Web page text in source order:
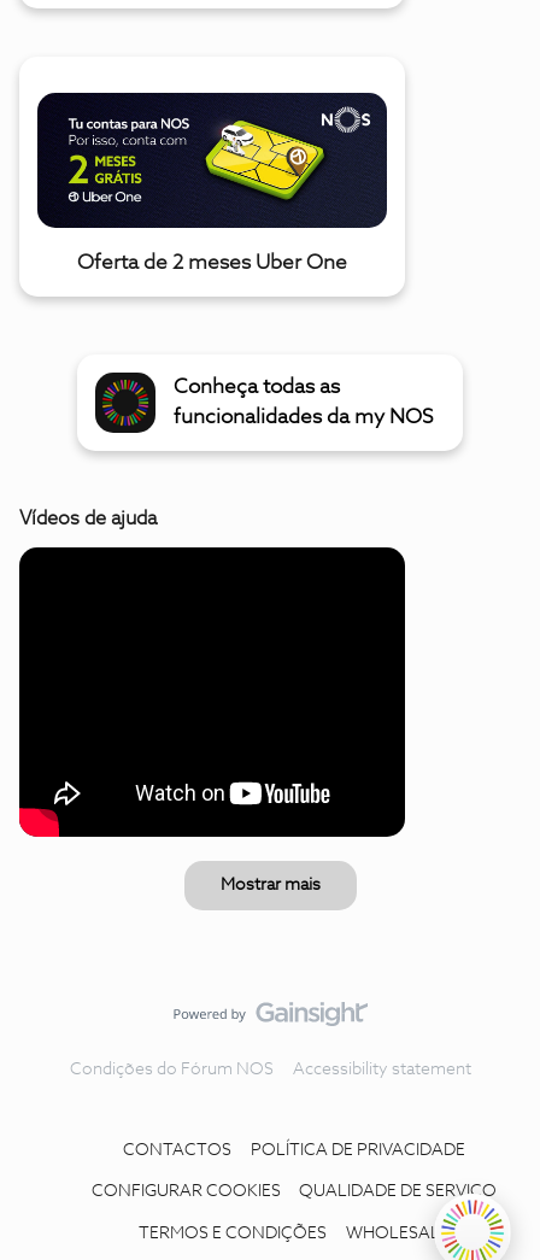
Oferta de 2 meses Uber One
Conheça todas as
funcionalidades da my NOS
Vídeos de ajuda
Mostrar mais
Condições do Fórum NOS Accessibility statement
CONTACTOS POLÍTICA DE PRIVACIDADE
CONFIGURAR COOKIES QUALIDADE DE SERVIÇO
TERMOS E CONDIÇÕES WHOLESALE